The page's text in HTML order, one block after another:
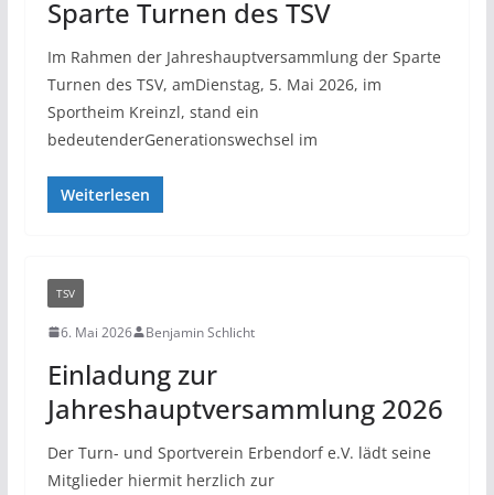
Sparte Turnen des TSV
Im Rahmen der Jahreshauptversammlung der Sparte
Turnen des TSV, amDienstag, 5. Mai 2026, im
Sportheim Kreinzl, stand ein
bedeutenderGenerationswechsel im
Weiterlesen
TSV
6. Mai 2026 Benjamin Schlicht
Einladung zur
Jahreshauptversammlung 2026
Der Turn- und Sportverein Erbendorf e.V. lädt seine
Mitglieder hiermit herzlich zur